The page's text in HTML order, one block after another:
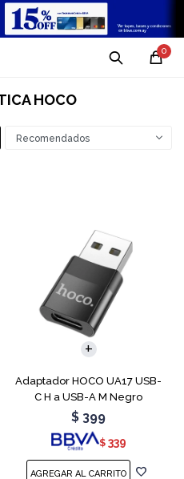
0
HOCO
Recomendados
Adaptador HOCO UA17 USB-
C H a USB-A M Negro
$ 399
$ 339